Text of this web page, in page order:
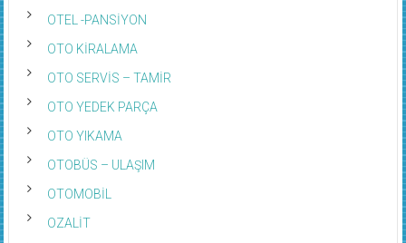
OTEL -PANSİYON
OTO KİRALAMA
OTO SERVİS – TAMİR
OTO YEDEK PARÇA
OTO YIKAMA
OTOBÜS – ULAŞIM
OTOMOBİL
OZALİT